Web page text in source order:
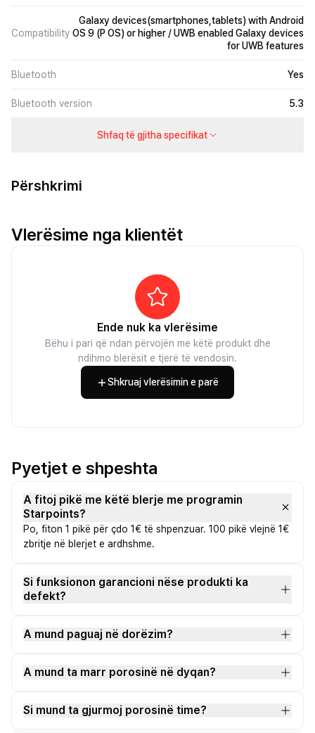
Compatibility
Galaxy devices(smartphones,tablets) with Android
OS 9 (P OS) or higher / UWB enabled Galaxy devices
for UWB features
Bluetooth Yes
Bluetooth version 5.3
Shfaq të gjitha specifikat
Përshkrimi
Vlerësime nga klientët
Ende nuk ka vlerësime
Bëhu i pari që ndan përvojën me këtë produkt dhe
ndihmo blerësit e tjerë të vendosin.
Shkruaj vlerësimin e parë
Pyetjet e shpeshta
A fitoj pikë me këtë blerje me programin
Starpoints?
Po, fiton 1 pikë për çdo 1€ të shpenzuar. 100 pikë vlejnë 1€
zbritje në blerjet e ardhshme.
Si funksionon garancioni nëse produkti ka
defekt?
A mund paguaj në dorëzim?
A mund ta marr porosinë në dyqan?
Si mund ta gjurmoj porosinë time?